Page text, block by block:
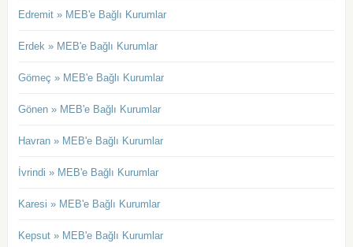
Edremit » MEB'e Bağlı Kurumlar
Erdek » MEB'e Bağlı Kurumlar
Gömeç » MEB'e Bağlı Kurumlar
Gönen » MEB'e Bağlı Kurumlar
Havran » MEB'e Bağlı Kurumlar
İvrindi » MEB'e Bağlı Kurumlar
Karesi » MEB'e Bağlı Kurumlar
Kepsut » MEB'e Bağlı Kurumlar